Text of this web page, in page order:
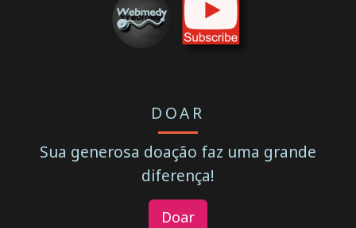
DOAR
Sua generosa doação faz uma grande
diferença!
Doar